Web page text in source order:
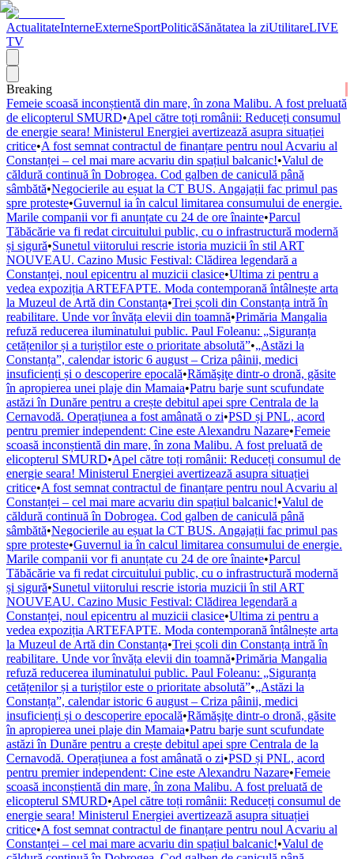
ActualitateInterneExterneSportPoliticăSănătatea la ziUtilitareLIVE
TV
Breaking
Femeie scoasă inconștientă din mare, în zona Malibu. A fost preluată
de elicopterul SMURD•Apel către toți românii: Reduceți consumul
de energie seara! Ministerul Energiei avertizează asupra situației
critice•A fost semnat contractul de finanțare pentru noul Acvariu al
Constanței – cel mai mare acvariu din spațiul balcanic!•Valul de
căldură continuă în Dobrogea. Cod galben de caniculă până
sâmbătă•Negocierile au eșuat la CT BUS. Angajații fac primul pas
spre proteste•Guvernul ia în calcul limitarea consumului de energie.
Marile companii vor fi anunțate cu 24 de ore înainte•Parcul
Tăbăcărie va fi redat circuitului public, cu o infrastructură modernă
și sigură•Sunetul viitorului rescrie istoria muzicii în stil ART
NOUVEAU. Cazino Music Festival: Clădirea legendară a
Constanței, noul epicentru al muzicii clasice•Ultima zi pentru a
vedea expoziția ARTEFAPTE. Moda contemporană întâlnește arta
la Muzeul de Artă din Constanța•Trei școli din Constanța intră în
reabilitare. Unde vor învăța elevii din toamnă•Primăria Mangalia
refuză reducerea iluminatului public. Paul Foleanu: „Siguranța
cetățenilor și a turiștilor este o prioritate absolută”•„Astăzi la
Constanța”, calendar istoric 6 august – Criza pâinii, medici
insuficienți și o descoperire epocală•Rămăşiţe dintr-o dronă, găsite
în apropierea unei plaje din Mamaia•Patru barje sunt scufundate
astăzi în Dunăre pentru a crește debitul apei spre Centrala de la
Cernavodă. Operațiunea a fost amânată o zi•PSD și PNL, acord
pentru premier independent: Cine este Alexandru Nazare•Femeie
scoasă inconștientă din mare, în zona Malibu. A fost preluată de
elicopterul SMURD•Apel către toți românii: Reduceți consumul de
energie seara! Ministerul Energiei avertizează asupra situației
critice•A fost semnat contractul de finanțare pentru noul Acvariu al
Constanței – cel mai mare acvariu din spațiul balcanic!•Valul de
căldură continuă în Dobrogea. Cod galben de caniculă până
sâmbătă•Negocierile au eșuat la CT BUS. Angajații fac primul pas
spre proteste•Guvernul ia în calcul limitarea consumului de energie.
Marile companii vor fi anunțate cu 24 de ore înainte•Parcul
Tăbăcărie va fi redat circuitului public, cu o infrastructură modernă
și sigură•Sunetul viitorului rescrie istoria muzicii în stil ART
NOUVEAU. Cazino Music Festival: Clădirea legendară a
Constanței, noul epicentru al muzicii clasice•Ultima zi pentru a
vedea expoziția ARTEFAPTE. Moda contemporană întâlnește arta
la Muzeul de Artă din Constanța•Trei școli din Constanța intră în
reabilitare. Unde vor învăța elevii din toamnă•Primăria Mangalia
refuză reducerea iluminatului public. Paul Foleanu: „Siguranța
cetățenilor și a turiștilor este o prioritate absolută”•„Astăzi la
Constanța”, calendar istoric 6 august – Criza pâinii, medici
insuficienți și o descoperire epocală•Rămăşiţe dintr-o dronă, găsite
în apropierea unei plaje din Mamaia•Patru barje sunt scufundate
astăzi în Dunăre pentru a crește debitul apei spre Centrala de la
Cernavodă. Operațiunea a fost amânată o zi•PSD și PNL, acord
pentru premier independent: Cine este Alexandru Nazare•Femeie
scoasă inconștientă din mare, în zona Malibu. A fost preluată de
elicopterul SMURD•Apel către toți românii: Reduceți consumul de
energie seara! Ministerul Energiei avertizează asupra situației
critice•A fost semnat contractul de finanțare pentru noul Acvariu al
Constanței – cel mai mare acvariu din spațiul balcanic!•Valul de